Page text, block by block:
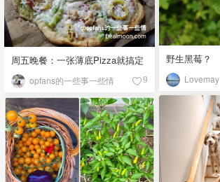
野生黑莓？
Lovemay
周五晚餐：一张薄底Pizza就搞定
opfans的一些事一些情 9